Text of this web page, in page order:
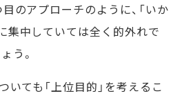
のアプローチのように、「いか
集中していては全く的外れで
う。
いても「上位目的」を考えるこ